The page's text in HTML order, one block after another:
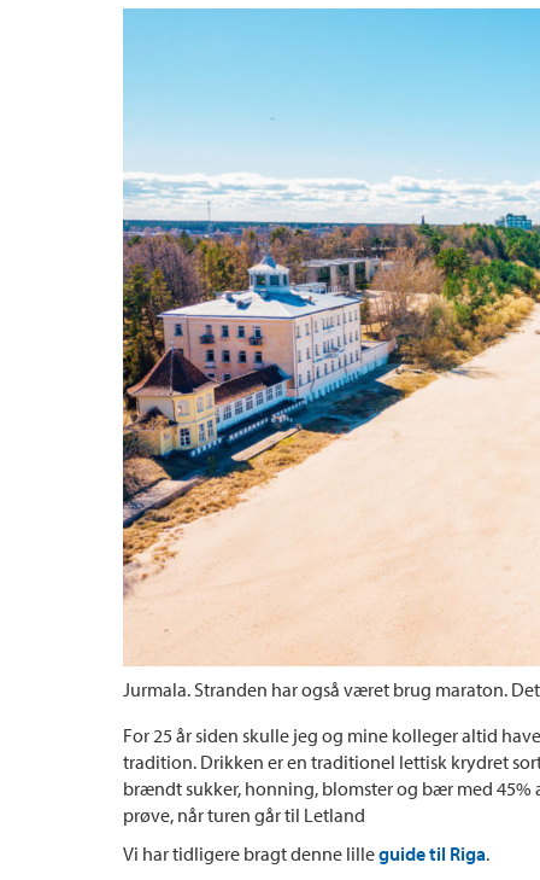
Jurmala. Stranden har også været brug maraton.
For 25 år siden skulle jeg og mine kolleger altid
tradition. Drikken er en traditionel lettisk krydret
brændt sukker, honning, blomster og bær med 45%
prøve, når turen går til Letland
Vi har tidligere bragt denne lilleguide til Riga.